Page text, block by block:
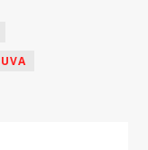
UVA